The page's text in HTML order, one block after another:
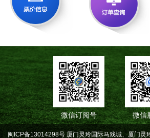
微信订阅号 微信
闽ICP备13014298号 厦门灵玲国际马戏城、厦门灵